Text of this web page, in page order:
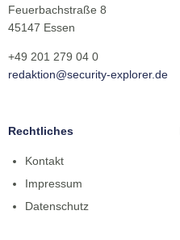
Feuerbachstraße 8
45147 Essen
+49 201 279 04 0
redaktion@security-explorer.de
Rechtliches
Kontakt
Impressum
Datenschutz